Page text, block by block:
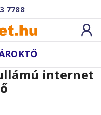
7788
internet